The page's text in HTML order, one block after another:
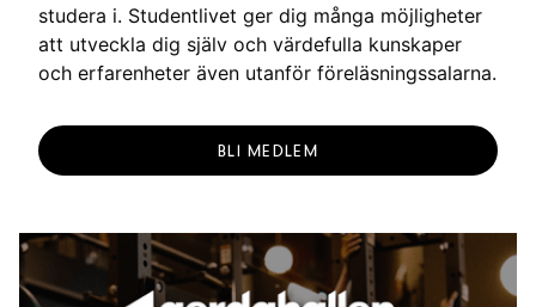
studera i. Studentlivet ger dig många möjligheter
att utveckla dig själv och värdefulla kunskaper
och erfarenheter även utanför föreläsningssalarna.
BLI MEDLEM